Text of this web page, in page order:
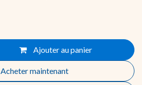
Ajouter au panier
Acheter maintenant